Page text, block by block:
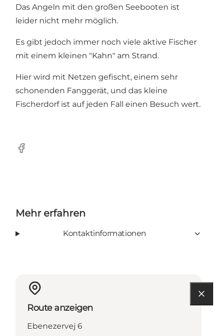
Das Angeln mit den großen Seebooten ist
leider nicht mehr möglich.
Es gibt jedoch immer noch viele aktive Fischer
mit einem kleinen "Kahn" am Strand.
Hier wird mit Netzen gefischt, einem sehr
schonenden Fanggerät, und das kleine
Fischerdorf ist auf jeden Fall einen Besuch wert.
Facebook
Mehr erfahren
Kontaktinformationen
Route anzeigen
Ebenezervej 6